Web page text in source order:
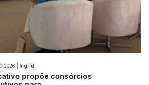
| Ingrid
propõe consórcios